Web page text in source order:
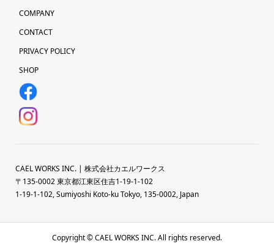
COMPANY
CONTACT
PRIVACY POLICY
SHOP
CAEL WORKS INC. | 株式会社カエルワークス
〒135-0002 東京都江東区住吉1-19-1-102
1-19-1-102, Sumiyoshi Koto-ku Tokyo, 135-0002, Japan
Copyright © CAEL WORKS INC. All rights reserved.